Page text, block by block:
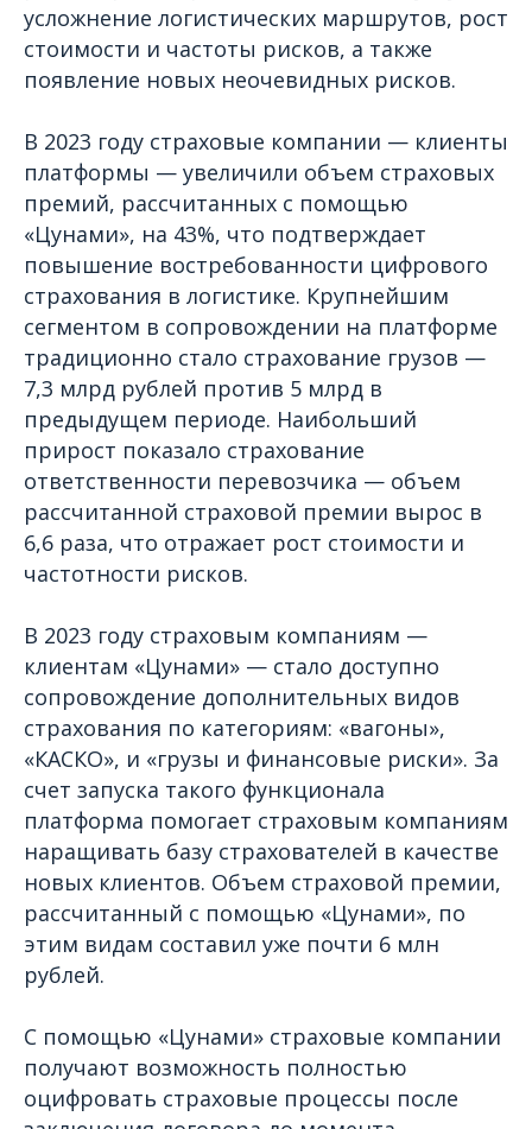
усложнение логистических маршрутов, рост
стоимости и частоты рисков, а также
появление новых неочевидных рисков.
В 2023 году страховые компании — клиенты
платформы — увеличили объем страховых
премий, рассчитанных с помощью
«Цунами», на 43%, что подтверждает
повышение востребованности цифрового
страхования в логистике. Крупнейшим
сегментом в сопровождении на платформе
традиционно стало страхование грузов —
7,3 млрд рублей против 5 млрд в
предыдущем периоде. Наибольший
прирост показало страхование
ответственности перевозчика — объем
рассчитанной страховой премии вырос в
6,6 раза, что отражает рост стоимости и
частотности рисков.
В 2023 году страховым компаниям —
клиентам «Цунами» — стало доступно
сопровождение дополнительных видов
страхования по категориям: «вагоны»,
«КАСКО», и «грузы и финансовые риски». За
счет запуска такого функционала
платформа помогает страховым компаниям
наращивать базу страхователей в качестве
новых клиентов. Объем страховой премии,
рассчитанный с помощью «Цунами», по
этим видам составил уже почти 6 млн
рублей.
С помощью «Цунами» страховые компании
получают возможность полностью
оцифровать страховые процессы после